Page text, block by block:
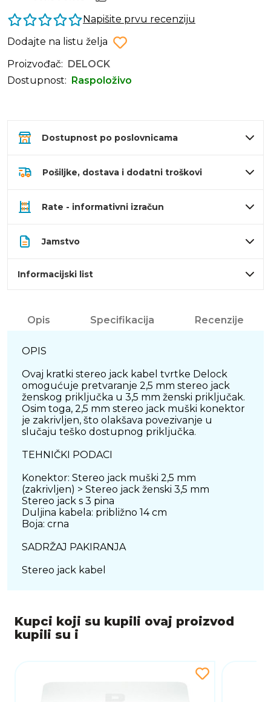
Napišite prvu recenziju
Dodajte na listu želja
Proizvođač:
DELOCK
Dostupnost:
Raspoloživo
Dostupnost po poslovnicama
Pošiljke, dostava i dodatni troškovi
Rate - informativni izračun
Jamstvo
Informacijski list
Opis Specifikacija Recenzije
OPIS
Ovaj kratki stereo jack kabel tvrtke Delock
omogućuje pretvaranje 2,5 mm stereo jack
ženskog priključka u 3,5 mm ženski priključak.
Osim toga, 2,5 mm stereo jack muški konektor
je zakrivljen, što olakšava povezivanje u
slučaju teško dostupnog priključka.
TEHNIČKI PODACI
Konektor: Stereo jack muški 2,5 mm
(zakrivljen) > Stereo jack ženski 3,5 mm
Stereo jack s 3 pina
Duljina kabela: približno 14 cm
Boja: crna
SADRŽAJ PAKIRANJA
Stereo jack kabel
Kupci koji su kupili ovaj proizvod
kupili su i